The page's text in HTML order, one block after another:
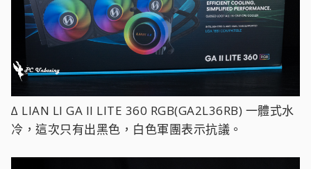
∆ LIAN LI GA II LITE 360 RGB(GA2L36RB) 一體式水
冷，這次只有出黑色，白色軍團表示抗議。